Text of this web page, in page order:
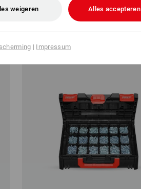
(incl. BTW) v.a. 6 sets
weigeren Alles accepteren
| Impressum